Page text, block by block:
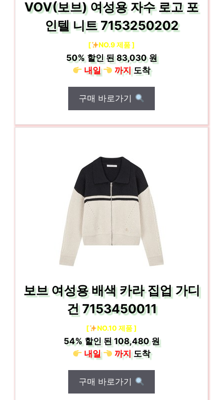
VOV(보브) 여성용 자수 로고 포
인텔 니트 7153250202
[ NO.9 제품 ]
50%할인 된83,030 원
내일
까지도착
구매 바로가기
보브 여성용 배색 카라 집업 가디
건 7153450011
[ NO.10 제품 ]
54%할인 된108,480 원
내일
까지도착
구매 바로가기